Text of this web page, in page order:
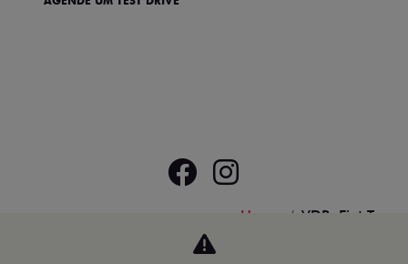
Home VDP: Fiat Toro